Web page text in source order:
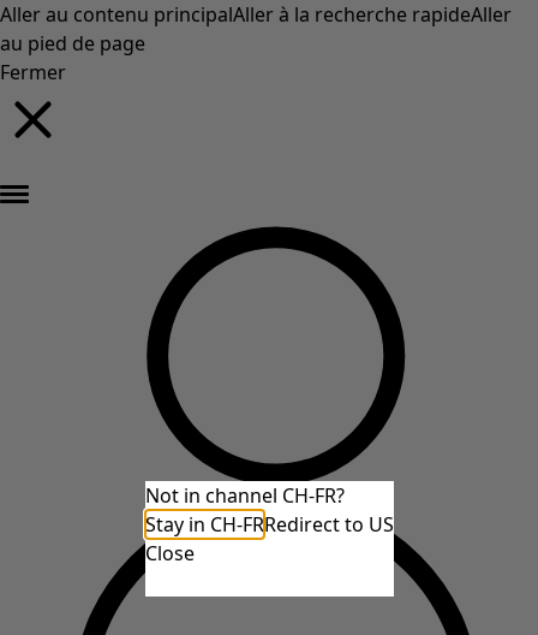
Aller au contenu principalAller à la recherche rapideAller
au pied de page
Fermer
Not in channel CH-FR?
Stay in CH-FRRedirect to US
Close